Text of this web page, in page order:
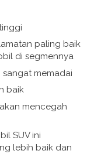
paling baik
di segmennya
sangat memadai
baik
mencegah
SUV ini
lebih baik dan